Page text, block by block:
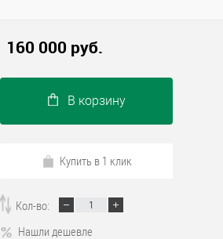
160 000 руб.
В корзину
Купить в 1 клик
Кол-во:
Нашли дешевле